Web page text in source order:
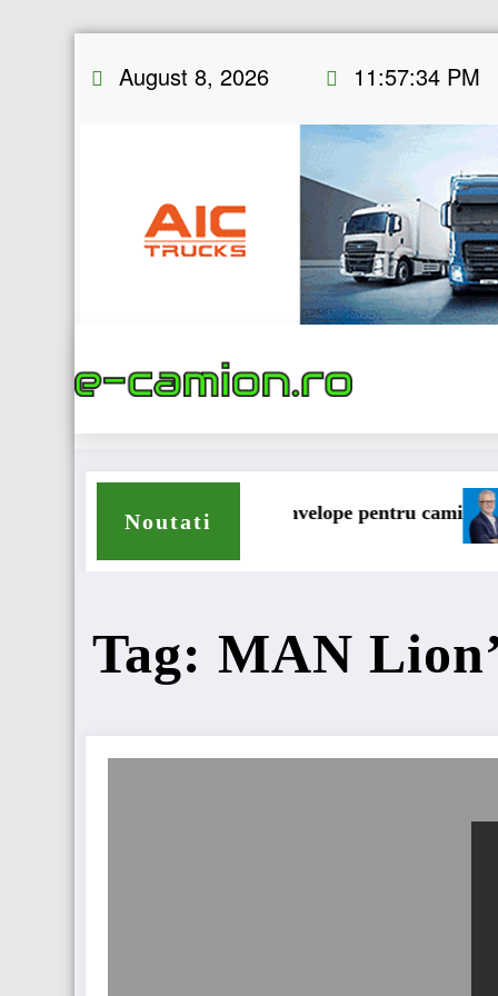
August 8, 2026 11:57:35 PM
Noutati
de anvelope pentru camioane Lars Ljungström a
Tag: MAN